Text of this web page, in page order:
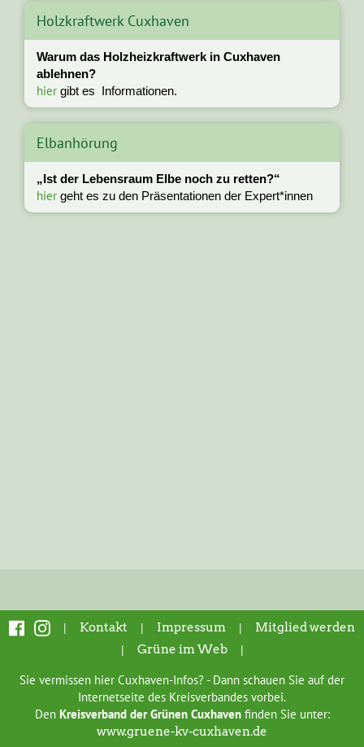
Holzkraftwerk Cuxhaven
Warum das Holzheizkraftwerk in Cuxhaven
ablehnen?
hier gibt es Informationen.
Elbanhörung
„Ist der Lebensraum Elbe noch zu retten?“
hier geht es zu den Präsentationen der Expert*innen
| Kontakt | Impressum| Mitglied werden
| Grüne im Web|
Sie vermissen hier Cuxhaven-Infos? - Dann schauen Sie auf der
Internetseite des Kreisverbandes vorbei.
Den Kreisverband der Grünen Cuxhavenfinden Sie unter:
www.gruene-kv-cuxhaven.de